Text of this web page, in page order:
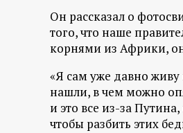
й
п
о
р
Он рассказал о
того, что наше
корнями из Африки,
«Я сам уже давно
нашли, в чем можно
и это все из-за
чтобы разбить этих